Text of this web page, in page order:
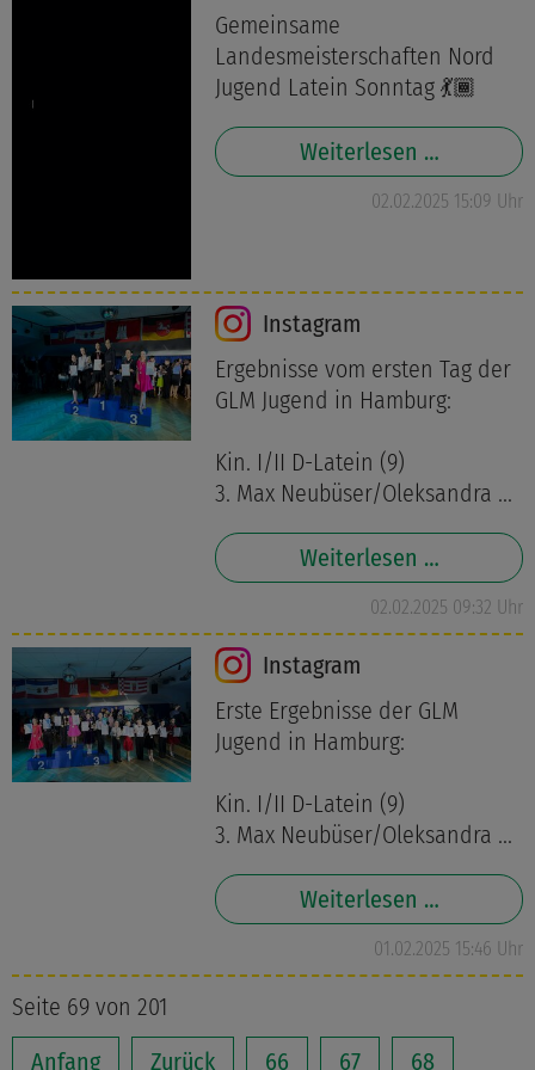
Gemeinsame
Landesmeisterschaften Nord
Jugend Latein Sonntag 💃🏾
Weiterlesen …
02.02.2025 15:09 Uhr
Instagram
Ergebnisse vom ersten Tag der
GLM Jugend in Hamburg:
Kin. I/II D-Latein (9)
3. Max Neubüser/Oleksandra ...
Weiterlesen …
02.02.2025 09:32 Uhr
Instagram
Erste Ergebnisse der GLM
Jugend in Hamburg:
Kin. I/II D-Latein (9)
3. Max Neubüser/Oleksandra ...
Weiterlesen …
01.02.2025 15:46 Uhr
Seite 69 von 201
Anfang
Zurück 66 67 68